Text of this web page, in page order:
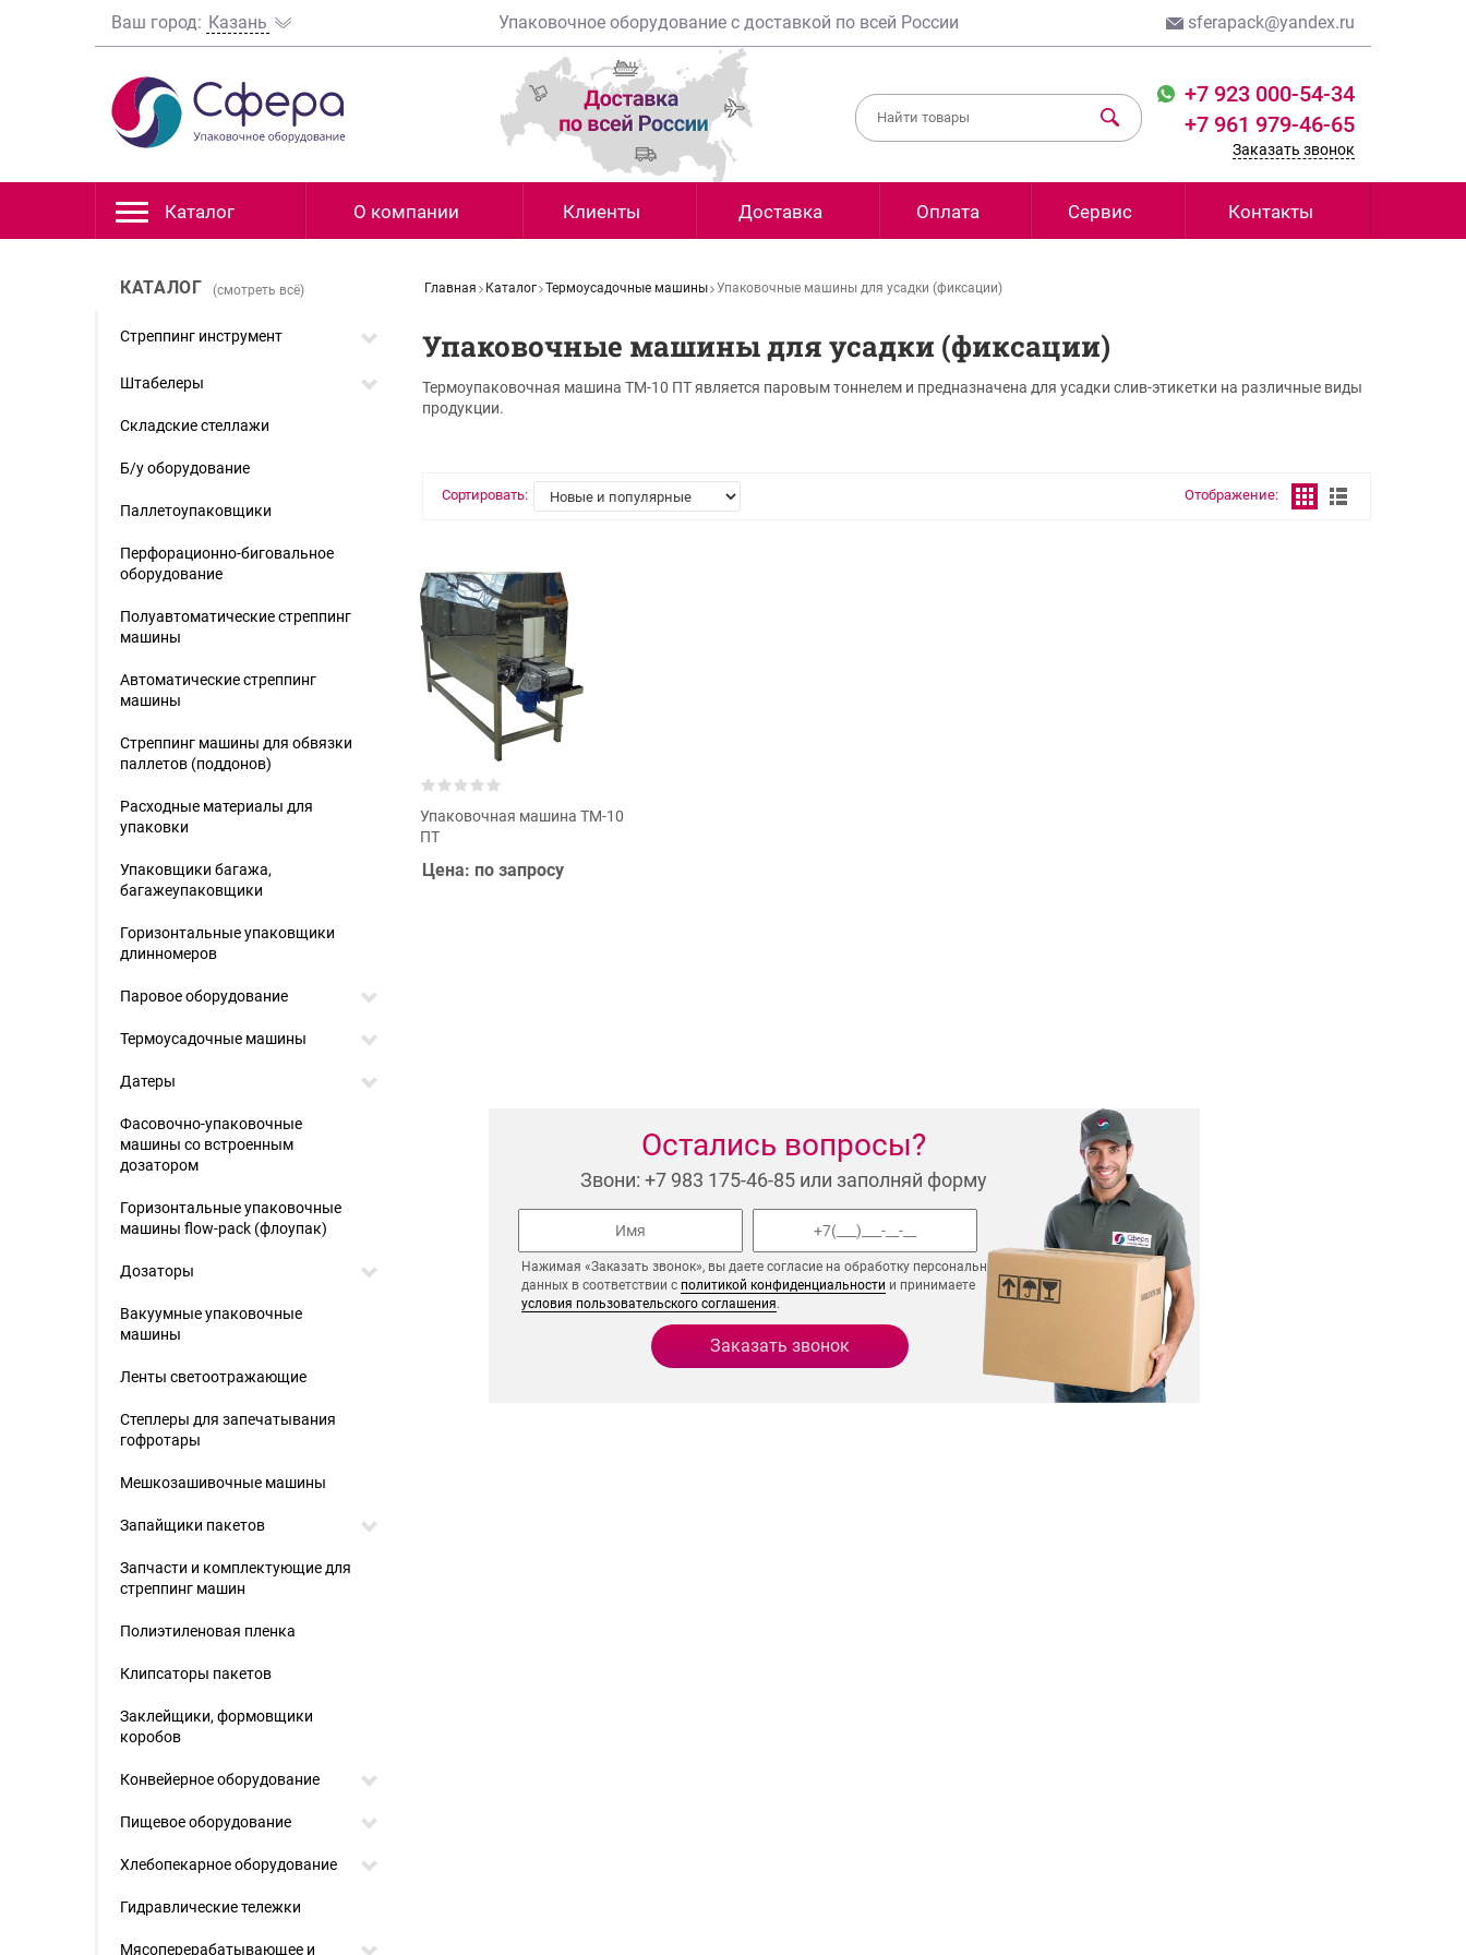
Ваш город: Казань Упаковочное оборудование с доставкой по всей России sferapack@yandex.ru
+7 923 000-54-34
+7 961 979-46-65
Заказать звонок
Каталог О компании Клиенты Доставка Оплата Сервис Контакты
Главная Каталог Термоусадочные машины Упаковочные машины для усадки (фиксации)
Упаковочные машины для усадки (фиксации)
Термоупаковочная машина ТМ-10 ПТ является паровым тоннелем и предназначена для усадки слив-этикетки на различные виды
продукции.
Сортировать: Отображение:
Упаковочная машина ТМ-10
ПТ
Цена: по запросу
Остались вопросы?
Звони: +7 983 175-46-85 или заполняй форму
Нажимая «Заказать звонок», вы даете согласие на обработку персональных
данных в соответствии с политикой конфиденциальности и принимаете
условия пользовательского соглашения.
КАТАЛОГ (смотреть всё)
Стреппинг инструмент
Штабелеры
Складские стеллажи
Б/у оборудование
Паллетоупаковщики
Перфорационно-биговальное
оборудование
Полуавтоматические стреппинг
машины
Автоматические стреппинг
машины
Стреппинг машины для обвязки
паллетов (поддонов)
Расходные материалы для
упаковки
Упаковщики багажа,
багажеупаковщики
Горизонтальные упаковщики
длинномеров
Паровое оборудование
Термоусадочные машины
Датеры
Фасовочно-упаковочные
машины со встроенным
дозатором
Горизонтальные упаковочные
машины flow-pack (флоупак)
Дозаторы
Вакуумные упаковочные
машины
Ленты светоотражающие
Степлеры для запечатывания
гофротары
Мешкозашивочные машины
Запайщики пакетов
Запчасти и комплектующие для
стреппинг машин
Полиэтиленовая пленка
Клипсаторы пакетов
Заклейщики, формовщики
коробов
Конвейерное оборудование
Пищевое оборудование
Хлебопекарное оборудование
Гидравлические тележки
Мясоперерабатывающее и